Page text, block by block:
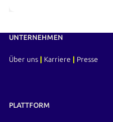
UNTERNEHMEN
Über uns Karriere Presse
PLATTFORM